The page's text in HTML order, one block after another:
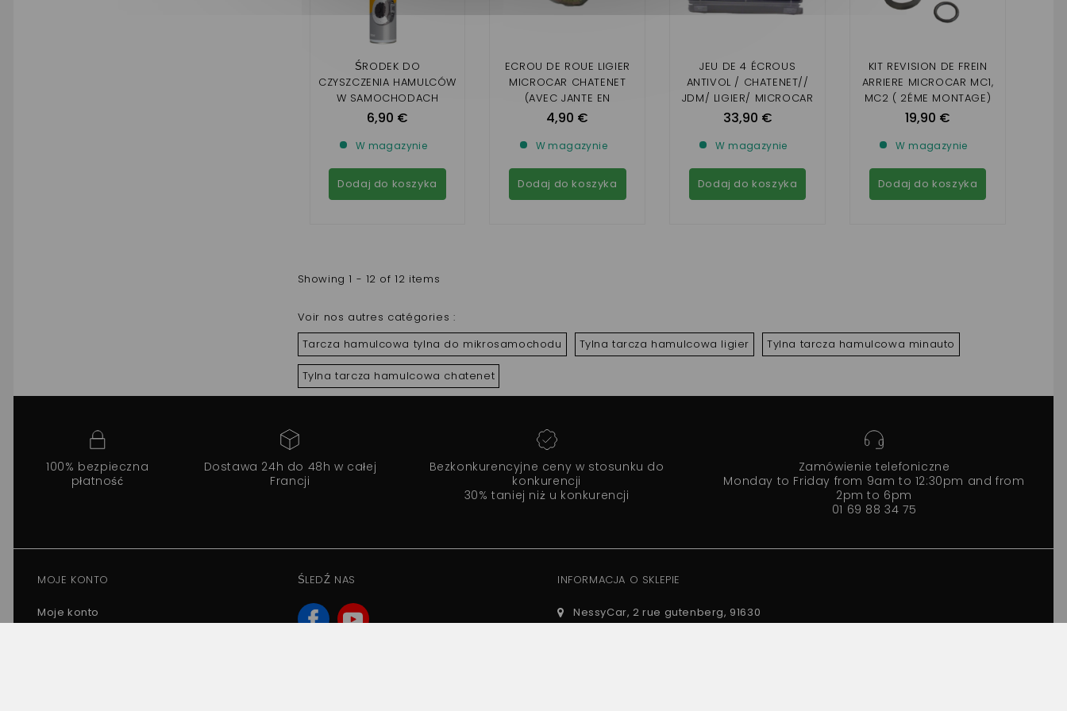
ŚRODEK DO
CZYSZCZENIA HAMULCÓW
W SAMOCHODACH
MOTUL 750 ML
6,90 €
W magazynie
Dodaj do koszyka
ECROU DE ROUE LIGIER
MICROCAR CHATENET
(AVEC JANTE EN
ALUMINIUM)
4,90 €
W magazynie
Dodaj do koszyka
JEU DE 4 ÉCROUS
ANTIVOL / CHATENET//
JDM/ LIGIER/ MICROCAR
33,90 €
W magazynie
Dodaj do koszyka
KIT REVISION DE FREIN
ARRIERE MICROCAR MC1,
MC2 ( 2ÉME MONTAGE)
19,90 €
W magazynie
Dodaj do koszyka
Showing 1 - 12 of 12 items
Voir nos autres catégories :
Tarcza hamulcowa tylna do mikrosamochodu
Tylna tarcza hamulcowa ligier Tylna tarcza hamulcowa minauto
Tylna tarcza hamulcowa chatenet
100% bezpieczna
płatność
Dostawa 24h do 48h w całej
Francji
Bezkonkurencyjne ceny w stosunku do
konkurencji
30% taniej niż u konkurencji
Zamówienie telefoniczne
Monday to Friday from 9am to 12:30pm and from
2pm to 6pm
01 69 88 34 75
MOJE KONTO
Moje konto
ŚLEDŹ NAS INFORMACJA O SKLEPIE
NessyCar, 2 rue gutenberg, 91630